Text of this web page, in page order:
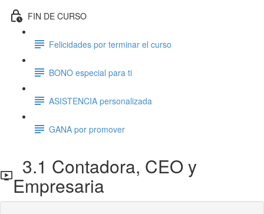
FIN DE CURSO
Felicidades por terminar el curso
BONO especial para ti
ASISTENCIA personalizada
GANA por promover
3.1 Contadora, CEO y
Empresaria